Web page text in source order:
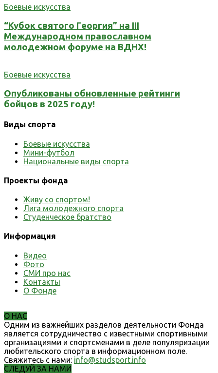
Боевые искусства
“Кубок святого Георгия” на III
Международном православном
молодежном форуме на ВДНХ!
Боевые искусства
Опубликованы обновленные рейтинги
бойцов в 2025 году!
Виды спорта
Боевые искусства
Мини-футбол
Национальные виды спорта
Проекты фонда
Живу со спортом!
Лига молодежного спорта
Студенческое братство
Информация
Видео
Фото
СМИ про нас
Контакты
О Фонде
О НАС
Одним из важнейших разделов деятельности Фонда
является сотрудничество с известными спортивными
организациями и спортсменами в деле популяризации
любительского спорта в информационном поле.
Свяжитесь с нами: info@studsport.info
СЛЕДУЙ ЗА НАМИ